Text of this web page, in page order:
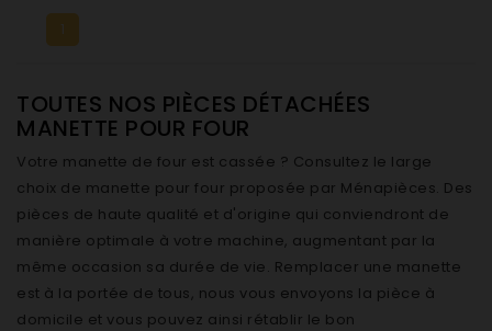
1
TOUTES NOS PIÈCES DÉTACHÉES
MANETTE POUR FOUR
Votre manette de four est cassée ? Consultez le large
choix de manette pour four proposée par Ménapièces. Des
pièces de haute qualité et d'origine qui conviendront de
manière optimale à votre machine, augmentant par la
même occasion sa durée de vie. Remplacer une manette
est à la portée de tous, nous vous envoyons la pièce à
domicile et vous pouvez ainsi rétablir le bon